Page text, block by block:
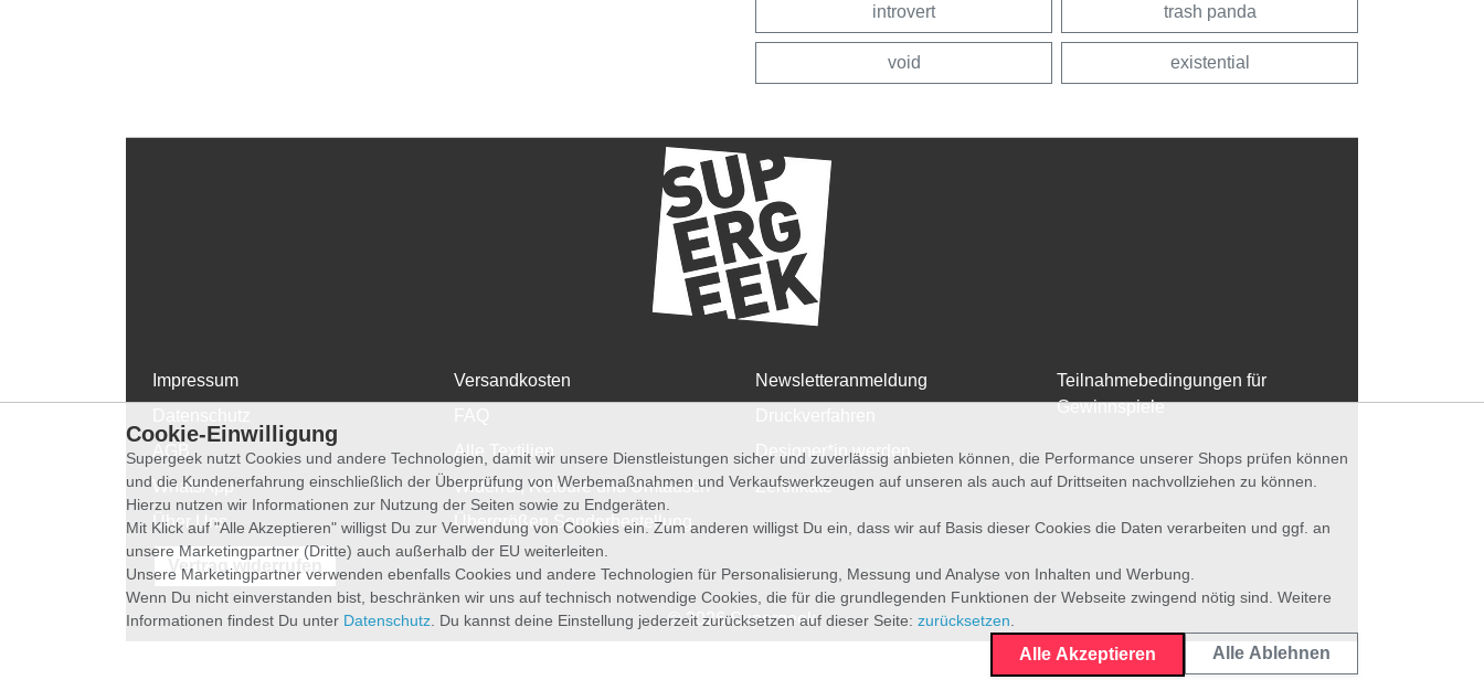
introvert trash panda
void existential
Impressum
WhatsApp
Über Uns
Versandkosten
Alle Textilien
Widerruf, Retoure und Umtausch
Übergrößen Sonderbestellung
Newsletteranmeldung
Designer*in werden
Zertifikate
Teilnahmebedingungen für
Gewinnspiele
Vertrag widerrufen
© 2026 Supergeek
Cookie-Einwilligung
Supergeek nutzt Cookies und andere Technologien, damit wir unsere Dienstleistungen sicher und zuverlässig anbieten können, die Performance unserer Shops prüfen können
und die Kundenerfahrung einschließlich der Überprüfung von Werbemaßnahmen und Verkaufswerkzeugen auf unseren als auch auf Drittseiten nachvollziehen zu können.
Hierzu nutzen wir Informationen zur Nutzung der Seiten sowie zu Endgeräten.
Mit Klick auf "Alle Akzeptieren" willigst Du zur Verwendung von Cookies ein. Zum anderen willigst Du ein, dass wir auf Basis dieser Cookies die Daten verarbeiten und ggf. an
unsere Marketingpartner (Dritte) auch außerhalb der EU weiterleiten.
Unsere Marketingpartner verwenden ebenfalls Cookies und andere Technologien für Personalisierung, Messung und Analyse von Inhalten und Werbung.
Wenn Du nicht einverstanden bist, beschränken wir uns auf technisch notwendige Cookies, die für die grundlegenden Funktionen der Webseite zwingend nötig sind. Weitere
Informationen findest Du unter Datenschutz . Du kannst deine Einstellung jederzeit zurücksetzen auf dieser Seite: zurücksetzen
Alle Akzeptieren Alle Ablehnen